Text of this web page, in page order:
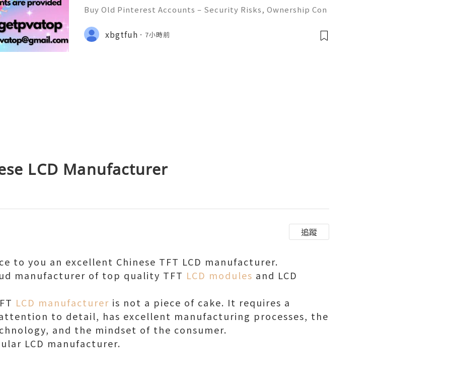
Buy Old Pinterest Accounts – Security Risks, Ownership Con
NSTANT REPLY GUARANTEED ✨🔥⚡️🌐 ⚡️📱💬🚀 Telegram: @ge
tpvatop ⚡️📢👤🔔 Telegram Username: @g
xbgtfuh 7小時前
LCD Manufacturer
追蹤
to you an excellent Chinese TFT LCD manufacturer.
manufacturer of top quality TFT LCD modules and LCD
LCD manufacturer is not a piece of cake. It requires a
to detail, has excellent manufacturing processes, the
and the mindset of the consumer.
LCD manufacturer.